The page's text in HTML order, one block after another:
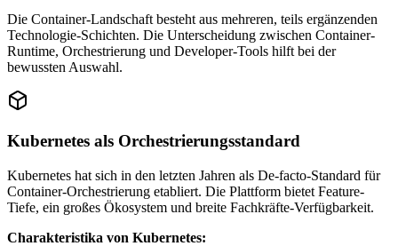
Die Container-Landschaft besteht aus mehreren, teils ergänzenden
Technologie-Schichten. Die Unterscheidung zwischen Container-
Runtime, Orchestrierung und Developer-Tools hilft bei der
bewussten Auswahl.
Kubernetes als Orchestrierungsstandard
Kubernetes hat sich in den letzten Jahren als De-facto-Standard für
Container-Orchestrierung etabliert. Die Plattform bietet Feature-
Tiefe, ein großes Ökosystem und breite Fachkräfte-Verfügbarkeit.
Charakteristika von Kubernetes: